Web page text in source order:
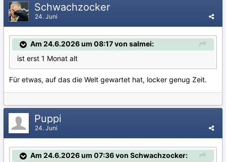
Schwachzocker
24. Juni
Am 24.6.2026 um 08:17 von salmei:
ist erst 1 Monat alt
Für etwas, auf das die Welt gewartet hat, locker genug Zeit.
Puppi
24. Juni
Am 24.6.2026 um 07:36 von Schwachzocker: